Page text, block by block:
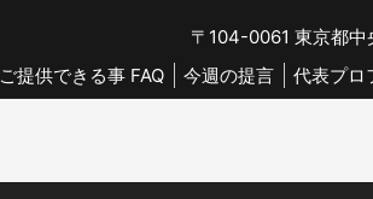
〒104-0061 東京都中
ご提供できる事 FAQ 今週の提言 代表プロ